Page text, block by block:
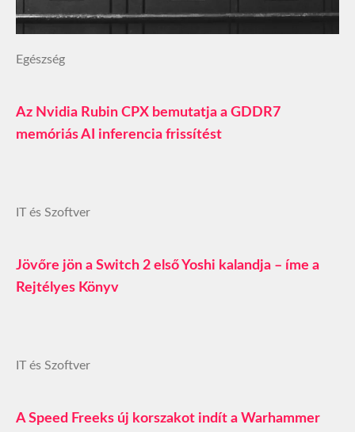
Egészség
Az Nvidia Rubin CPX bemutatja a GDDR7
memóriás AI inferencia frissítést
IT és Szoftver
Jövőre jön a Switch 2 első Yoshi kalandja – íme a
Rejtélyes Könyv
IT és Szoftver
A Speed Freeks új korszakot indít a Warhammer